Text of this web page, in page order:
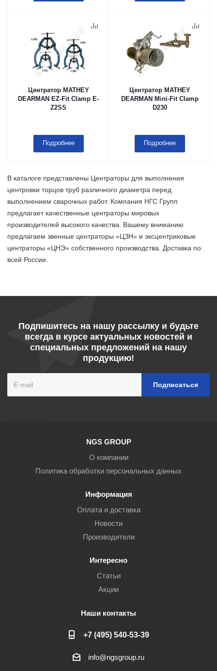
Центратор MATHEY
DEARMAN EZ-Fit Clamp E-
Z2SS
Подробнее
Центратор MATHEY
DEARMAN Mini-Fit Clamp
D230
Подробнее
В каталоге представлены Центраторы для выполнения
центровки торцов труб различного диаметра перед
выполнением сварочных работ. Компания НГС Групп
предлагает качественные центраторы мировых
производителей высокого качества. Вашему вниманию
предлагаем звенные центраторы «ЦЗН» и эксцентриковые
центраторы «ЦНЭ» собственного производства. Доставка по
всей России.
Подпишитесь на нашу рассылку и будьте
всегда в курсе актуальных новостей и
специальных предложений на нашу
продукцию!
NGS GROUP
О компании
Политика обработки персональных данных
Информация
Оплата и доставка
Новости
Производители
Интересно
Статьи
Акции
Наши контакты
+7 (495) 540-53-39
info@ngsgroup.ru